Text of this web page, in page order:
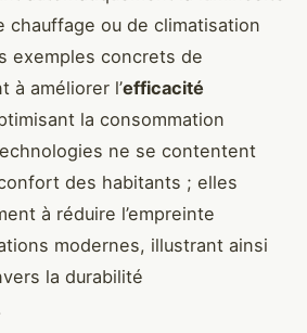
chauffage ou de climatisation
exemples concrets de
à améliorer l’efficacité
la consommation
ne se contentent
des habitants ; elles
à réduire l’empreinte
modernes, illustrant ainsi
la durabilité